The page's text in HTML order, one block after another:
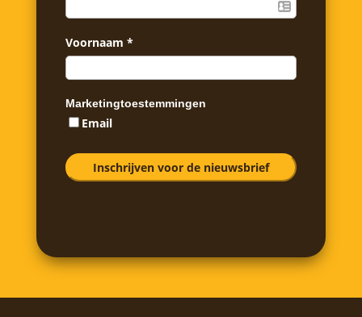
Voornaam *
Marketingtoestemmingen
Email